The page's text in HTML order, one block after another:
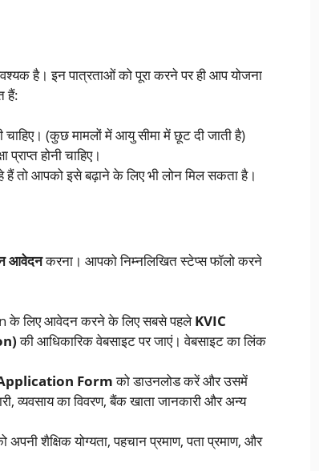
है। इन पात्रताओं को पूरा करने पर ही आप योजना
हैं:
(कुछ मामलों में आयु सीमा में छूट दी जाती है)
होनी चाहिए।
हैं तो आपको इसे बढ़ाने के लिए भी लोन मिल सकता है।
आवेदनकरना। आपको निम्नलिखित स्टेप्स फॉलो करने
के लिए आवेदन करने के लिए सबसे पहलेKVIC
की आधिकारिक वेबसाइट पर जाएं। वेबसाइट का लिंक
Formको डाउनलोड करें और उसमें
व्यवसाय का विवरण, बैंक खाता जानकारी और अन्य
शैक्षिक योग्यता, पहचान प्रमाण, पता प्रमाण, और